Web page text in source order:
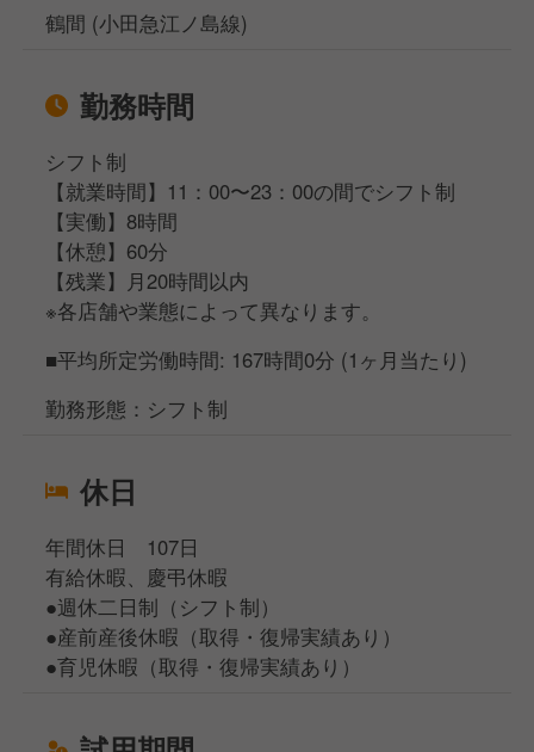
鶴間 (小田急江ノ島線)
勤務時間
シフト制
【就業時間】11：00〜23：00の間でシフト制
【実働】8時間
【休憩】60分
【残業】月20時間以内
※各店舗や業態によって異なります。
■平均所定労働時間: 167時間0分 (1ヶ月当たり)
勤務形態：シフト制
休日
年間休日 107日
有給休暇、慶弔休暇
●週休二日制（シフト制）
●産前産後休暇（取得・復帰実績あり）
●育児休暇（取得・復帰実績あり）